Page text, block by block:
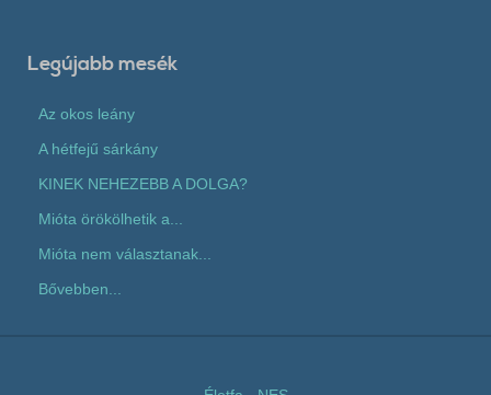
Legújabb mesék
Az okos leány
A hétfejű sárkány
KINEK NEHEZEBB A DOLGA?
Mióta örökölhetik a...
Mióta nem választanak...
Bővebben...